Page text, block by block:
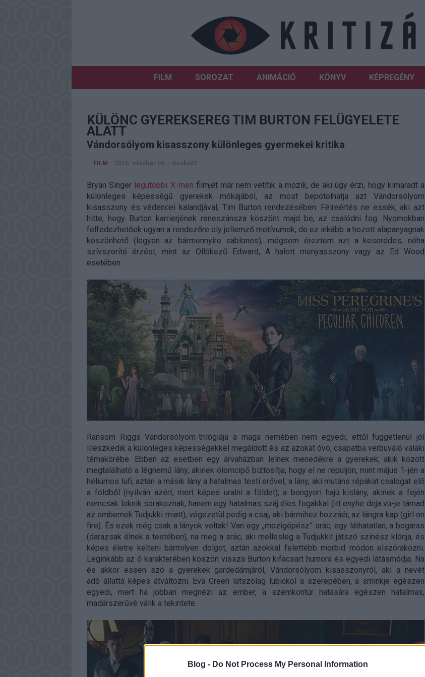
Blog - Do Not Process My Personal Information
FILM SOROZAT ANIMÁCIÓ KÖNYV KÉPREGÉNY
KÜLÖNC GYEREKSEREG TIM BURTON FELÜGYELETE
ALATT
Vándorsólyom kisasszony különleges gyermekei kritika
FILM 2016. október 05. - Asuka02
Bryan Singer legutóbbi X-men filmjét már nem vetítik a mozik, de aki úgy érzi, hogy kimaradt a
különleges képességű gyerekek mókájából, az most bepótolhatja azt Vándorsólyom
kisasszony és védencei kalandjával, Tim Burton rendezésében. Félreértés ne essék, aki azt
hitte, hogy Burton karrierjének reneszánsza köszönt majd be, az csalódni fog. Nyomokban
felfedezhetőek ugyan a rendezőre oly jellemző motívumok, de ez inkább a hozott alapanyagnak
köszönhető (legyen az bármennyire sablonos), mégsem éreztem azt a keserédes, néha
szívszorító érzést, mint az Ollókezű Edward, A halott menyasszony vagy az Ed Wood
esetében.
Ransom Riggs Vándorsólyom-trilógiája a maga nemében nem egyedi, ettől függetlenül jól
illeszkedik a különleges képességekkel megáldott és az azokat óvó, csapatba verbuváló valaki
témakörébe. Ebben az esetben egy árvaházban lelnek menedékre a gyerekek; akik között
megtalálható a légnemű lány, akinek ólomcipő biztosítja, hogy el ne repüljön, mint május 1-jén a
héliumos lufi; aztán a másik lány a hatalmas testi erővel; a lány, aki mutáns répákat csalogat elő
a földből (nyilván azért, mert képes uralni a földet); a bongyori hajú kislány, akinek a fején
nemcsak loknik sorakoznak, hanem egy hatalmas száj éles fogakkal (itt enyhe deja vu-je támad
az embernek Tudjukki miatt); végezetül pedig a csaj, aki bármihez hozzáér, az lángra kap (girl on
fire). És ezek még csak a lányok voltak! Van egy ,,mozigépész” srác, egy láthatatlan, a bogaras
(darazsak élnek a testében), na meg a srác, aki mellesleg a Tudjukkit játszó színész klónja, és
képes életre kelteni bármilyen dolgot, aztán azokkal felettébb morbid módon elszórakozni.
Leginkább az ő karakterében köszön vissza Burton kifacsart humora és egyedi látásmódja. Na
és akkor essen szó a gyerekek gardedámjáról, Vándorsólyom kisasszonyról, aki a nevét
adó állattá képes átváltozni. Eva Green látszólag lubickol a szerepében, a sminkje egészen
egyedi, mert ha jobban megnézi az ember, a szemkontúr hatására egészen hatalmas,
madárszerűvé válik a tekintete.